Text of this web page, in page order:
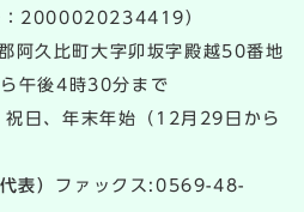
：2000020234419）
阿久比町大字卯坂字殿越50番地
午後4時30分まで
祝日、年末年始（12月29日から
代表） ファックス:0569-48-